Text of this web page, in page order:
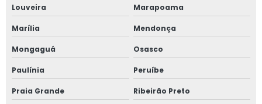
Louveira Marapoama
Marília Mendonça
Mongaguá Osasco
Paulínia Peruíbe
Praia Grande Ribeirão Preto